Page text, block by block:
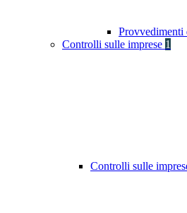
Provvedimenti
Controlli sulle imprese 1
Controlli sulle